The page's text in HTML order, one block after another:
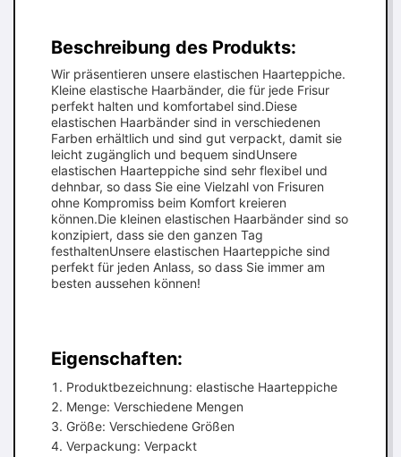
Beschreibung des Produkts:
Wir präsentieren unsere elastischen Haarteppiche.
Kleine elastische Haarbänder, die für jede Frisur
perfekt halten und komfortabel sind.Diese
elastischen Haarbänder sind in verschiedenen
Farben erhältlich und sind gut verpackt, damit sie
leicht zugänglich und bequem sindUnsere
elastischen Haarteppiche sind sehr flexibel und
dehnbar, so dass Sie eine Vielzahl von Frisuren
ohne Kompromiss beim Komfort kreieren
können.Die kleinen elastischen Haarbänder sind so
konzipiert, dass sie den ganzen Tag
festhaltenUnsere elastischen Haarteppiche sind
perfekt für jeden Anlass, so dass Sie immer am
besten aussehen können!
Eigenschaften:
Produktbezeichnung: elastische Haarteppiche
Menge: Verschiedene Mengen
Größe: Verschiedene Größen
Verpackung: Verpackt